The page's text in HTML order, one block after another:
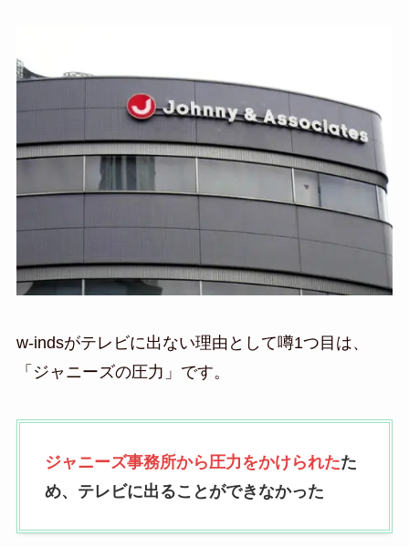
w-indsがテレビに出ない理由として噂1つ目は、
「ジャニーズの圧力」です。
ジャニーズ事務所から圧力をかけられたた
め、テレビに出ることができなかった